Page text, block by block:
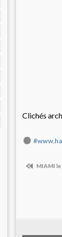
Clichés
MIAMI le